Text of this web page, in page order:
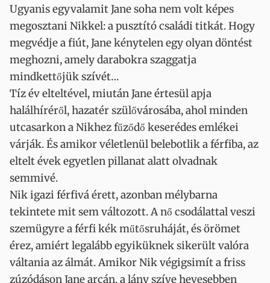
Ugyanis egyvalamit Jane soha nem volt képes
megosztani Nikkel: a pusztító családi titkát. Hogy
megvédje a fiút, Jane kénytelen egy olyan döntést
meghozni, amely darabokra szaggatja
mindkettőjük szívét…
Tíz év elteltével, miután Jane értesül apja
halálhíréről, hazatér szülővárosába, ahol minden
utcasarkon a Nikhez fűződő keserédes emlékei
várják. És amikor véletlenül belebotlik a férfiba, az
eltelt évek egyetlen pillanat alatt olvadnak
semmivé.
Nik igazi férfivá érett, azonban mélybarna
tekintete mit sem változott. A nő csodálattal veszi
szemügyre a férfi kék műtősruháját, és örömet
érez, amiért legalább egyiküknek sikerült valóra
váltania az álmát. Amikor Nik végigsimít a friss
zúzódáson Jane arcán, a lány szíve hevesebben